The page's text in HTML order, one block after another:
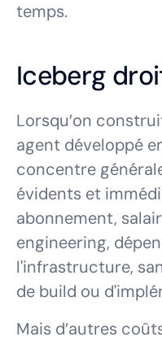
temps.
Iceberg
Lorsqu’on
agent développé
concentre
évidents et
abonnement,
engineering,
l'infrastructure,
de build ou
Mais d’autres